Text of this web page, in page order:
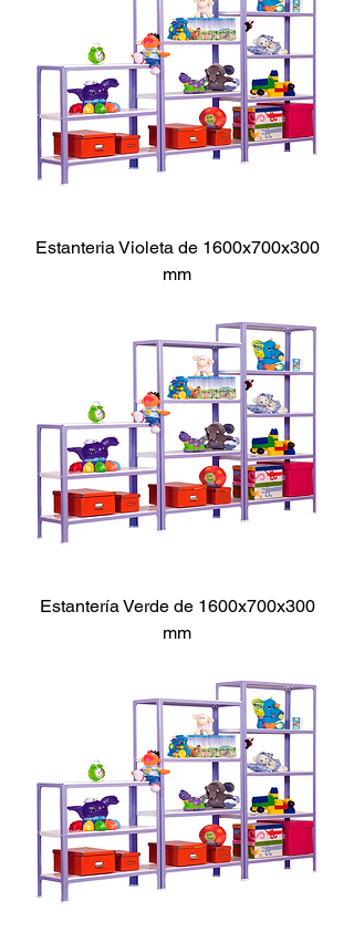
Estanteria Violeta de 1600x700x300
mm
Estantería Verde de 1600x700x300
mm